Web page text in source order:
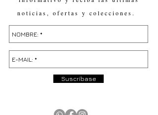
noticias, ofertas y colecciones.
Suscríbase